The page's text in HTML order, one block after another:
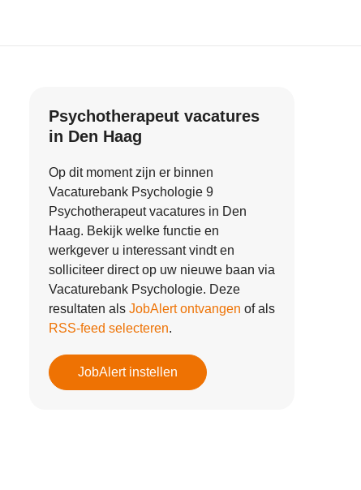
Psychotherapeut vacatures
in Den Haag
Op dit moment zijn er binnen
Vacaturebank Psychologie 9
Psychotherapeut vacatures in Den
Haag. Bekijk welke functie en
werkgever u interessant vindt en
solliciteer direct op uw nieuwe baan via
Vacaturebank Psychologie. Deze
resultaten als JobAlert ontvangen of als
RSS-feed selecteren.
JobAlert instellen